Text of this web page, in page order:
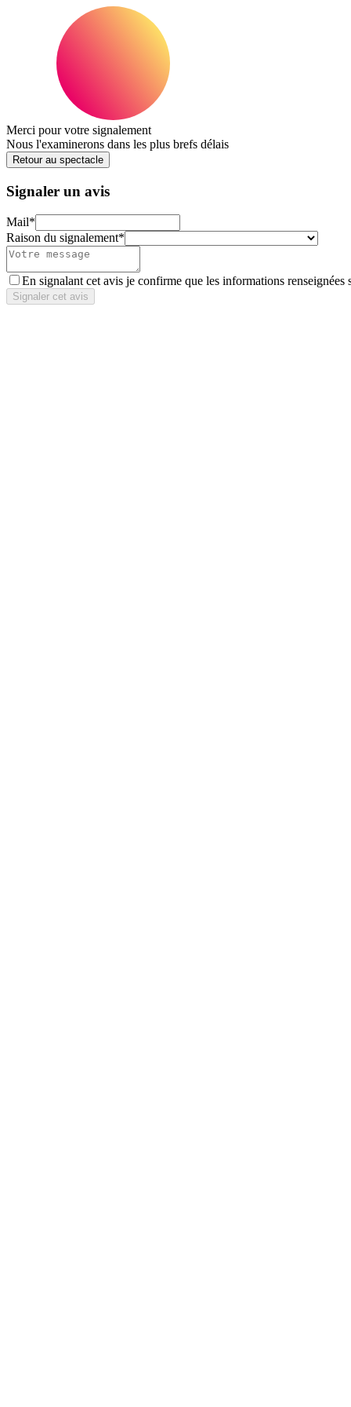
Merci pour votre signalement
Nous l'examinerons dans les plus brefs délais
Retour au spectacle
Signaler un avis
Mail*
Raison du signalement*
En signalant cet avis je confirme que les informations renseignées
Signaler cet avis